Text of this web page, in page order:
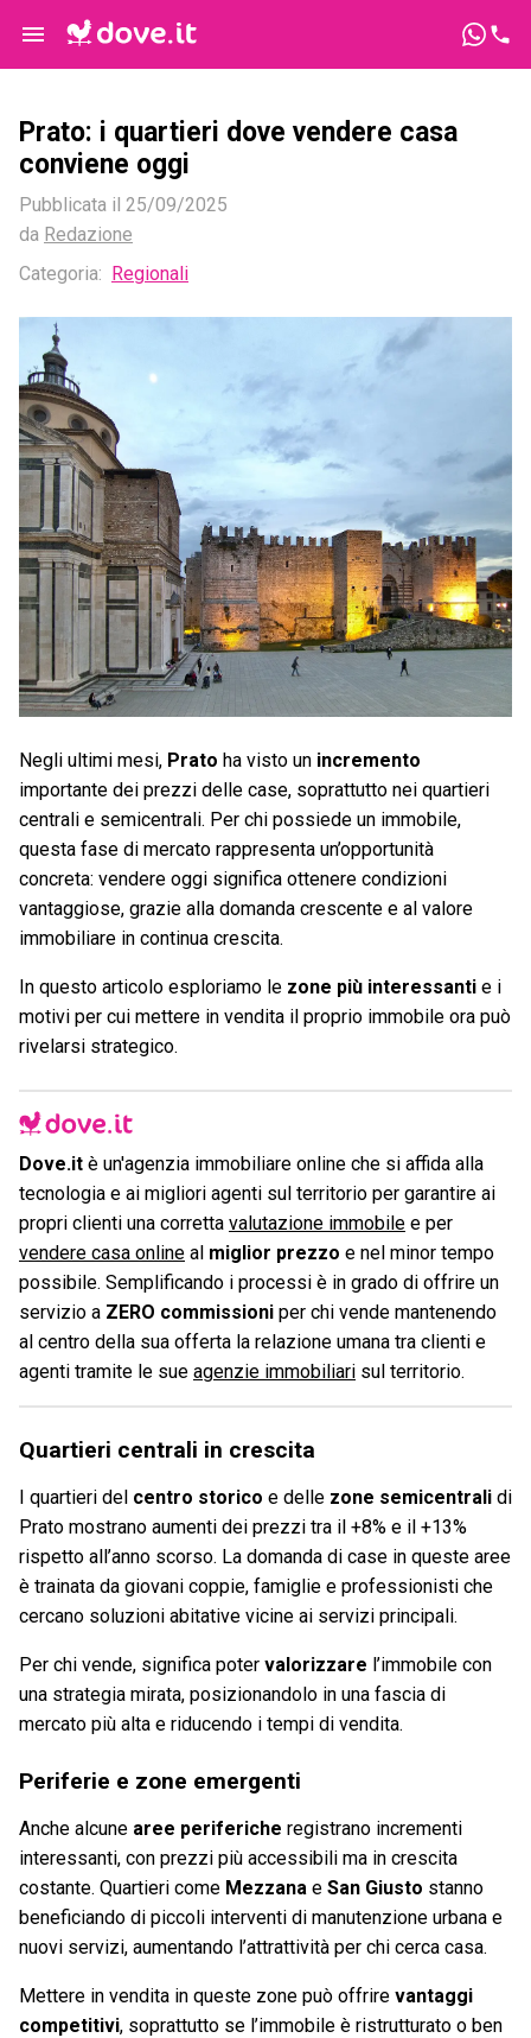
Prato: i quartieri dove vendere casa
conviene oggi
Pubblicata il 25/09/2025
da Redazione
Categoria:
Regionali
Negli ultimi mesi, Prato ha visto un incremento
importante dei prezzi delle case, soprattutto nei quartieri
centrali e semicentrali. Per chi possiede un immobile,
questa fase di mercato rappresenta un’opportunità
concreta: vendere oggi significa ottenere condizioni
vantaggiose, grazie alla domanda crescente e al valore
immobiliare in continua crescita.
In questo articolo esploriamo le zone più interessanti e i
motivi per cui mettere in vendita il proprio immobile ora può
rivelarsi strategico.
Dove.it è un'agenzia immobiliare online che si affida alla
tecnologia e ai migliori agenti sul territorio per garantire ai
propri clienti una corretta valutazione immobile e per
vendere casa online al miglior prezzo e nel minor tempo
possibile. Semplificando i processi è in grado di offrire un
servizio a ZERO commissioni per chi vende mantenendo
al centro della sua offerta la relazione umana tra clienti e
agenti tramite le sue agenzie immobiliari sul territorio.
Quartieri centrali in crescita
I quartieri del centro storico e delle zone semicentrali di
Prato mostrano aumenti dei prezzi tra il +8% e il +13%
rispetto all’anno scorso. La domanda di case in queste aree
è trainata da giovani coppie, famiglie e professionisti che
cercano soluzioni abitative vicine ai servizi principali.
Per chi vende, significa poter valorizzare l’immobile con
una strategia mirata, posizionandolo in una fascia di
mercato più alta e riducendo i tempi di vendita.
Periferie e zone emergenti
Anche alcune aree periferiche registrano incrementi
interessanti, con prezzi più accessibili ma in crescita
costante. Quartieri come Mezzana e San Giusto stanno
beneficiando di piccoli interventi di manutenzione urbana e
nuovi servizi, aumentando l’attrattività per chi cerca casa.
Mettere in vendita in queste zone può offrire vantaggi
competitivi, soprattutto se l’immobile è ristrutturato o ben